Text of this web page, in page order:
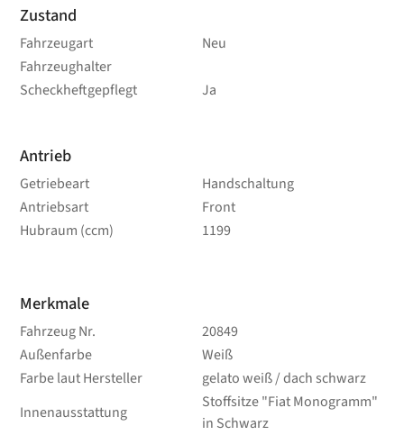
Zustand
Fahrzeugart
Neu
Fahrzeughalter
Scheckheftgepflegt
Ja
Antrieb
Getriebeart
Handschaltung
Antriebsart
Front
Hubraum (ccm)
1199
Merkmale
Fahrzeug Nr.
20849
Außenfarbe
Weiß
Farbe laut Hersteller
gelato weiß / dach schwarz
Innenausstattung
Stoffsitze "Fiat Monogramm"
in Schwarz